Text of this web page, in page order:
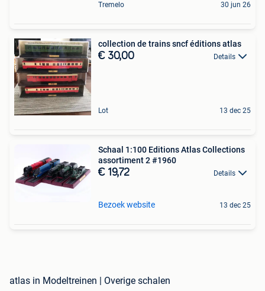
Tremelo 30 jun 26
collection de trains sncf éditions atlas
€ 30,00 Details
Lot 13 dec 25
Schaal 1:100 Editions Atlas Collections
assortiment 2 #1960
€ 19,72 Details
Bezoek website 13 dec 25
atlas in Modeltreinen | Overige schalen